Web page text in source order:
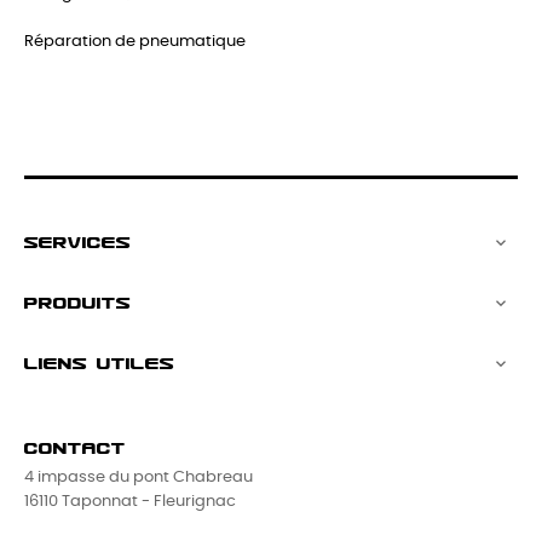
Réparation de pneumatique
SERVICES 
PRODUITS 
LIENS UTILES 
CONTACT
4 impasse du pont Chabreau
16110 Taponnat - Fleurignac